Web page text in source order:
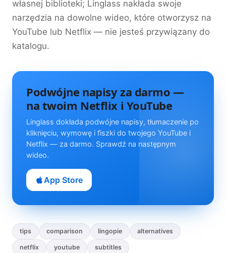
własnej biblioteki; Linglass nakłada swoje
narzędzia na dowolne wideo, które otworzysz na
YouTube lub Netflix — nie jesteś przywiązany do
katalogu.
Podwójne napisy za darmo —
na twoim Netflix i YouTube
Linglass dokłada podwójne napisy, tłumaczenie po
kliknięciu, wymowę i fiszki do twojego YouTube i
Netflix — za darmo. Sprawdź na następnym
wideo.
App Store
tips comparison lingopie alternatives
netflix youtube subtitles